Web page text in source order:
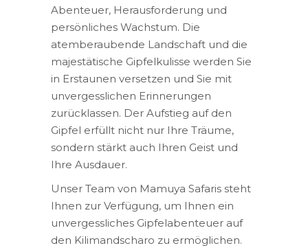
Abenteuer, Herausforderung und
persönliches Wachstum. Die
atemberaubende Landschaft und die
majestätische Gipfelkulisse werden Sie
in Erstaunen versetzen und Sie mit
unvergesslichen Erinnerungen
zurücklassen. Der Aufstieg auf den
Gipfel erfüllt nicht nur Ihre Träume,
sondern stärkt auch Ihren Geist und
Ihre Ausdauer.
Unser Team von Mamuya Safaris steht
Ihnen zur Verfügung, um Ihnen ein
unvergessliches Gipfelabenteuer auf
den Kilimandscharo zu ermöglichen.